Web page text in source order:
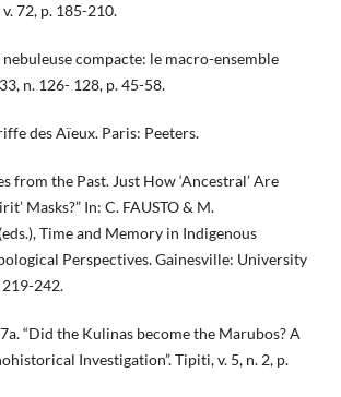
72, p. 185-210.
nebuleuse compacte: le macro-ensemble
33, n. 126- 128, p. 45-58.
des Aïeux. Paris: Peeters.
from the Past. Just How ‘Ancestral’ Are
Masks?” In: C. FAUSTO & M.
Time and Memory in Indigenous
Perspectives. Gainesville: University
219-242.
“Did the Kulinas become the Marubos? A
Investigation”. Tipiti, v. 5, n. 2, p.